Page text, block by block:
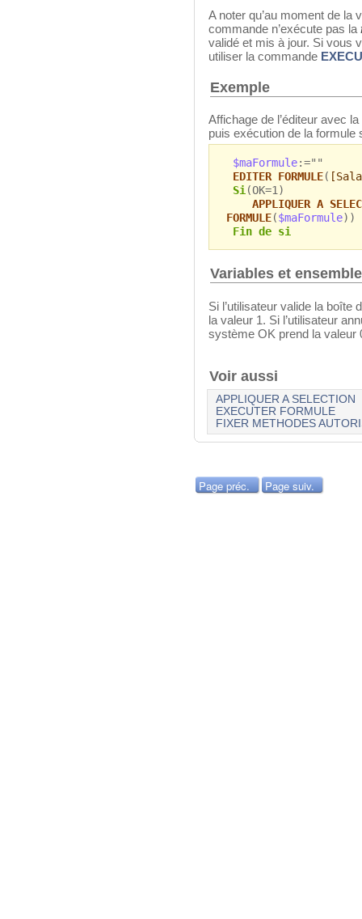
A noter qu’au moment de la
commande n’exécute pas la
validé et mis à jour. Si vous
utiliser la commande
Exemple
Affichage de l’éditeur avec
puis exécution de la formule
$maFormule:=""
EDITER FORMULE(
Si (OK=1)
APPLIQUER A
FORMULE($maFormule))
Fin de si
Variables et
Si l’utilisateur valide la boîte
la valeur 1. Si l’utilisateur
système OK prend la valeur
Voir aussi
APPLIQUER A SELECTION
EXECUTER FORMULE
FIXER METHODES
Page préc. Page suiv.